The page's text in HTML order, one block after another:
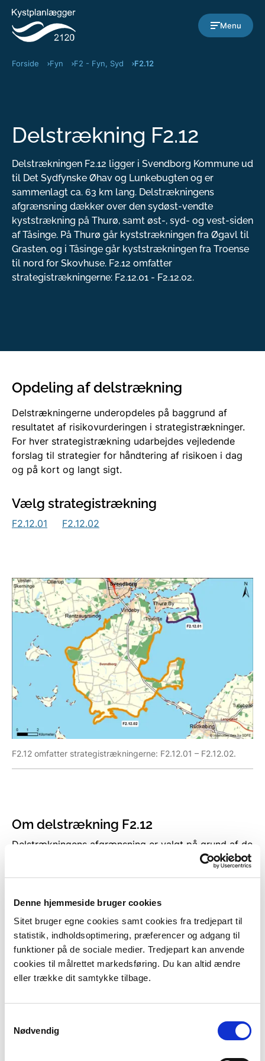
Denne hjemmeside bruger cookies
Sitet bruger egne cookies samt cookies fra tredjepart til
statistik, indholdsoptimering, præferencer og adgang til
funktioner på de sociale medier. Tredjepart kan anvende
cookies til målrettet markedsføring. Du kan altid ændre
eller trække dit samtykke tilbage.
Nødvendig
Menu
Forside Fyn F2 - Fyn, Syd F2.12
Delstrækning F2.12
Delstrækningen F2.12 ligger i Svendborg Kommune ud
til Det Sydfynske Øhav og Lunkebugten og er
sammenlagt ca. 63 km lang. Delstrækningens
afgrænsning dækker over den sydøst-vendte
kyststrækning på Thurø, samt øst-, syd- og vest-siden
af Tåsinge. På Thurø går kyststrækningen fra Øgavl til
Grasten, og i Tåsinge går kyststrækningen fra Troense
til nord for Skovhuse. F2.12 omfatter
strategistrækningerne: F2.12.01 - F2.12.02.
Opdeling af delstrækning
Delstrækningerne underopdeles på baggrund af
resultatet af risikovurderingen i strategistrækninger.
For hver strategistrækning udarbejdes vejledende
forslag til strategier for håndtering af risikoen i dag
og på kort og langt sigt.
Vælg strategistrækning
F2.12.01 F2.12.02
F2.12 omfatter strategistrækningerne: F2.12.01 – F2.12.02.
Om delstrækning F2.12
Delstrækningens afgrænsning er valgt på grund af de
store sammenhængende lavtliggende områder.
syd- og vest-siden af Tåsinge. På Thurø går
kyststrækningen fra Øgavl til Grasten, og i Tåsinge
går kyststrækningen fra Troense til nord for
Skovhuse.
Byer/sommerhusområder
På Thurø ligger byerne Skovlunde og Grasten, samt
Valborgs Kasse. På Tåsinge ligger byerne Troense,
Gravvænge, Stabolt, Stjovl, Skovballe, Bøgebjerg,